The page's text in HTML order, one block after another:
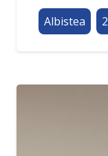
Albistea